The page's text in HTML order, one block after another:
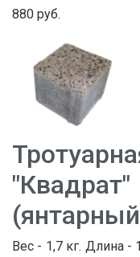
880 руб.
Вес - 1,7 кг. Длина